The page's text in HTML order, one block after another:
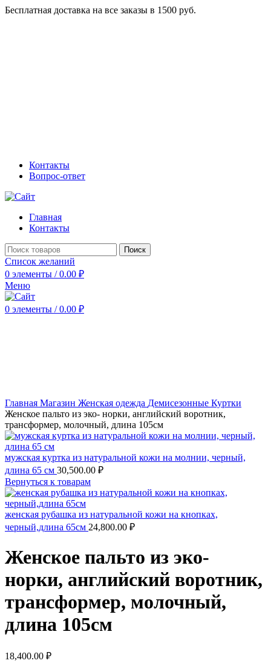
Бесплатная доставка на все заказы в 1500 руб.
Контакты
Вопрос-ответ
Главная
Контакты
Поиск
Список желаний
0 элементы / 0.00 ₽
Меню
0 элементы / 0.00 ₽
Главная Магазин Женская одежда Демисезонные Куртки
Женское пальто из эко- норки, английский воротник,
трансформер, молочный, длина 105см
мужская куртка из натуральной кожи на молнии, черный,
длина 65 см 30,500.00 ₽
Вернуться к товарам
женская рубашка из натуральной кожи на кнопках,
черный,длина 65см 24,800.00 ₽
Женское пальто из эко-
норки, английский воротник,
трансформер, молочный,
длина 105см
18,400.00 ₽